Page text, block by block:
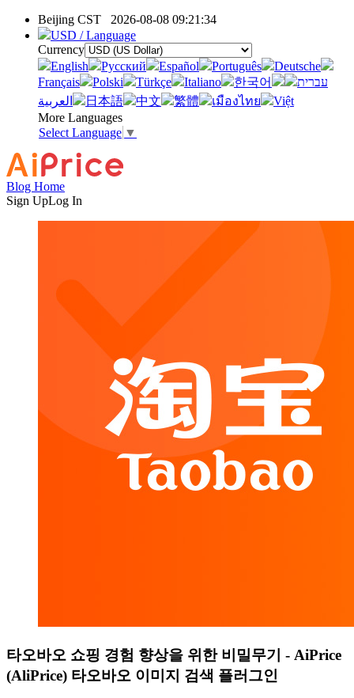
Beijing CST 2026-08-08 09:21:34
USD / Language
Currency
English
Pусский Español Português
Deutsche
Français
Polski Türkçe Italiano 한국어
עברית
العربية
日本語 中文 繁體 เมืองไทย
Việt
More Languages
Select Language ▼
Blog Home
Sign UpLog In
타오바오 쇼핑 경험 향상을 위한 비밀무기 - AiPrice
(AliPrice) 타오바오 이미지 검색 플러그인